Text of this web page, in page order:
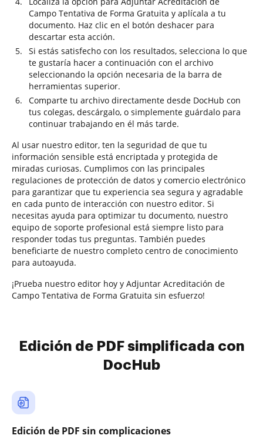
Campo Tentativa de Forma Gratuita y aplícala a tu
documento. Haz clic en el botón deshacer para
descartar esta acción.
Si estás satisfecho con los resultados, selecciona lo que
te gustaría hacer a continuación con el archivo
seleccionando la opción necesaria de la barra de
herramientas superior.
Comparte tu archivo directamente desde DocHub con
tus colegas, descárgalo, o simplemente guárdalo para
continuar trabajando en él más tarde.
Al usar nuestro editor, ten la seguridad de que tu
información sensible está encriptada y protegida de
miradas curiosas. Cumplimos con las principales
regulaciones de protección de datos y comercio electrónico
para garantizar que tu experiencia sea segura y agradable
en cada punto de interacción con nuestro editor. Si
necesitas ayuda para optimizar tu documento, nuestro
equipo de soporte profesional está siempre listo para
responder todas tus preguntas. También puedes
beneficiarte de nuestro completo centro de conocimiento
para autoayuda.
¡Prueba nuestro editor hoy y Adjuntar Acreditación de
Campo Tentativa de Forma Gratuita sin esfuerzo!
Edición de PDF simplificada con
DocHub
Edición de PDF sin complicaciones